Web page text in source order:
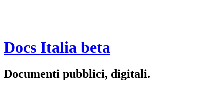
Docs Italia beta
Documenti pubblici, digitali.